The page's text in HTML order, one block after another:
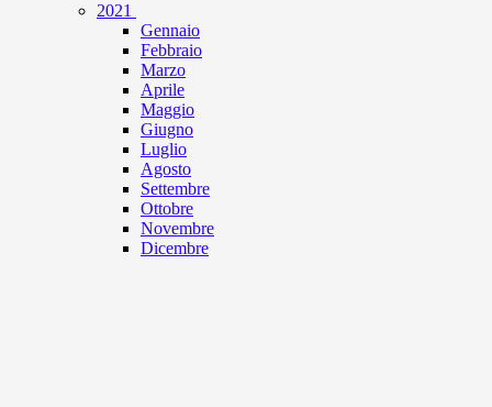
2021
Gennaio
Febbraio
Marzo
Aprile
Maggio
Giugno
Luglio
Agosto
Settembre
Ottobre
Novembre
Dicembre